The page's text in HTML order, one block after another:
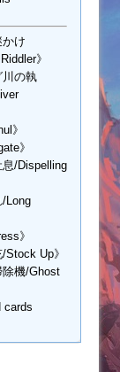
け
》
の執
》
》
/Dispelling
Long
》
Stock Up》
機/Ghost
cards